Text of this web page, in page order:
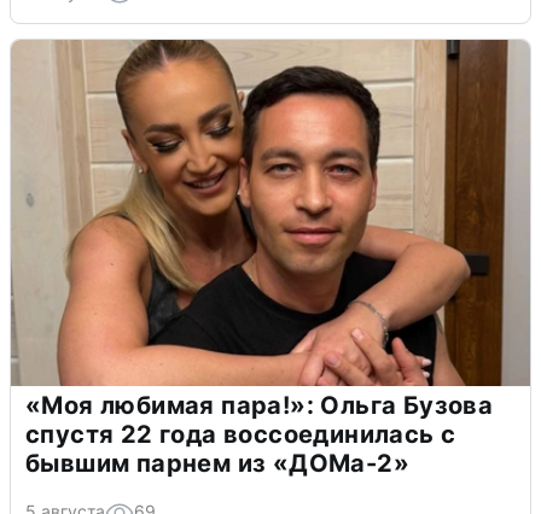
«Моя любимая пара!»: Ольга Бузова
спустя 22 года воссоединилась с
бывшим парнем из «ДОМа-2»